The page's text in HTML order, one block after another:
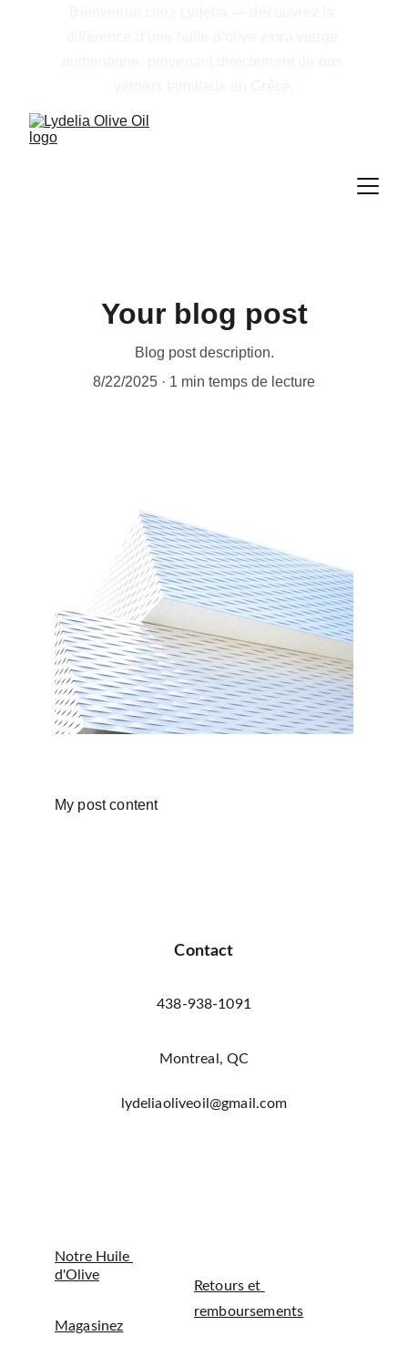
Your blog post
Blog post description.
8/22/2025
1 min temps de lecture
My post content
Contact
438-938-1091
Montreal, QC
lydeliaoliveoil@gmail.com
Retours et
remboursements
Notre Huile
d'Olive
Magasinez